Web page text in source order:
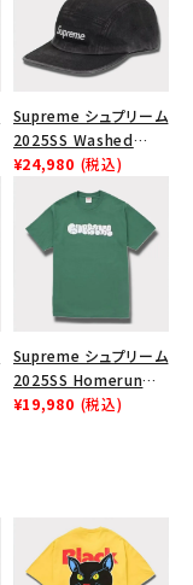
Supreme シュプリーム
2025SS Washed
Chino Twill Camp
Cap ウォッシュチノツイ
ルキャンプキャップ ブラ
ック 黒
¥24,980 (税込)
Supreme シュプリーム
2025SS Homerun
Tee ホームランTシャ
¥19,980 (税込)